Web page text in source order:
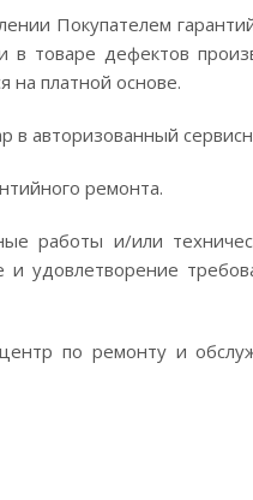
Покупателем
товаре дефектов
на платной основе.
в авторизованный
ремонта.
работы и/или
удовлетворение
по ремонту и